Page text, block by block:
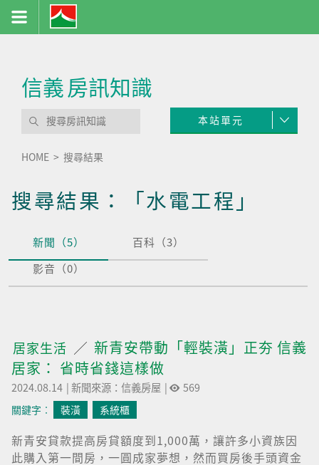
信義房訊知識
本站單元
HOME 搜尋結果
搜尋結果：「水電工程」
新聞（5）
百科（3）
影音（0）
居家生活
新青安帶動「輕裝潢」正夯 信義
居家： 省時省錢這樣做
2024.08.14 |新聞來源：信義房屋 | 569
關鍵字︰ 裝潢 系統櫃
新青安貸款提高房貸額度到1,000萬，讓許多小資族因
此購入第一間房，一圓成家夢想，然而買房後手頭資金